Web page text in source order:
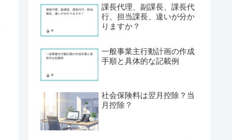
課長代理、副課長、課長代
行、担当課長、違いが分か
りますか？
一般事業主行動計画の作成
手順と具体的な記載例
社会保険料は翌月控除？当
月控除？